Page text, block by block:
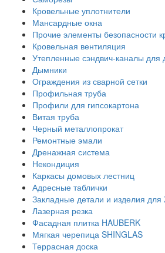
Кровельные уплотнители
Мансардные окна
Прочие элементы безопасности
Кровельная вентиляция
Утепленные сэндвич-каналы для
Дымники
Ограждения из сварной сетки
Профильная труба
Профили для гипсокартона
Витая труба
Черный металлопрокат
Ремонтные эмали
Дренажная система
Некондиция
Каркасы домовых лестниц
Адресные таблички
Закладные детали и изделия
Лазерная резка
Фасадная плитка HAUBERK
Мягкая черепица SHINGLAS
Террасная доска